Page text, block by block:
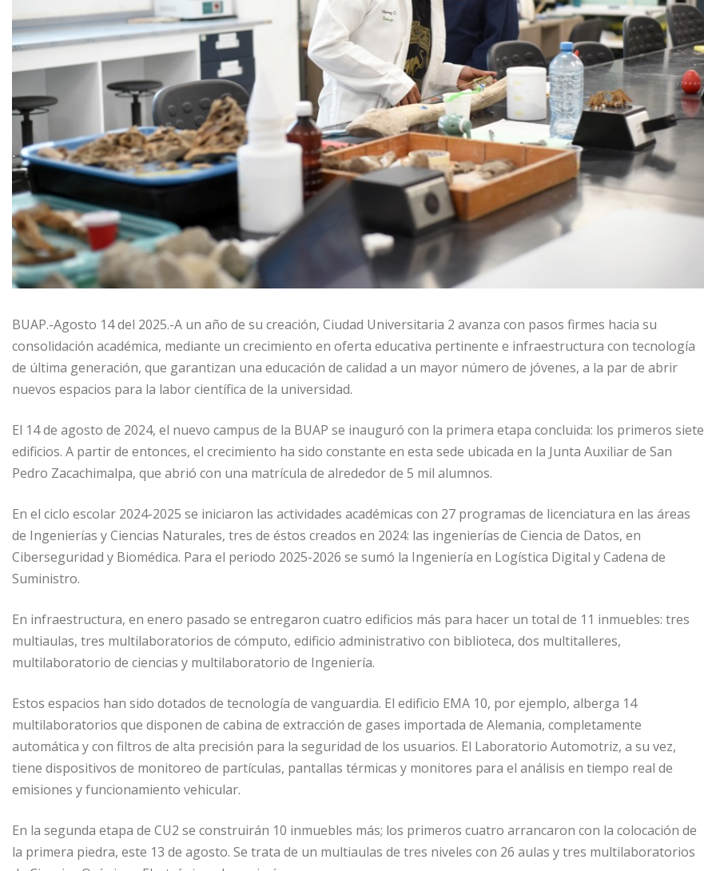
BUAP.-Agosto 14 del 2025.-A un año de su creación, Ciudad Universitaria 2 avanza con pasos firmes hacia su
consolidación académica, mediante un crecimiento en oferta educativa pertinente e infraestructura con tecnología
de última generación, que garantizan una educación de calidad a un mayor número de jóvenes, a la par de abrir
nuevos espacios para la labor científica de la universidad.
El 14 de agosto de 2024, el nuevo campus de la BUAP se inauguró con la primera etapa concluida: los primeros siete
edificios. A partir de entonces, el crecimiento ha sido constante en esta sede ubicada en la Junta Auxiliar de San
Pedro Zacachimalpa, que abrió con una matrícula de alrededor de 5 mil alumnos.
En el ciclo escolar 2024-2025 se iniciaron las actividades académicas con 27 programas de licenciatura en las áreas
de Ingenierías y Ciencias Naturales, tres de éstos creados en 2024: las ingenierías de Ciencia de Datos, en
Ciberseguridad y Biomédica. Para el periodo 2025-2026 se sumó la Ingeniería en Logística Digital y Cadena de
Suministro.
En infraestructura, en enero pasado se entregaron cuatro edificios más para hacer un total de 11 inmuebles: tres
multiaulas, tres multilaboratorios de cómputo, edificio administrativo con biblioteca, dos multitalleres,
multilaboratorio de ciencias y multilaboratorio de Ingeniería.
Estos espacios han sido dotados de tecnología de vanguardia. El edificio EMA 10, por ejemplo, alberga 14
multilaboratorios que disponen de cabina de extracción de gases importada de Alemania, completamente
automática y con filtros de alta precisión para la seguridad de los usuarios. El Laboratorio Automotriz, a su vez,
tiene dispositivos de monitoreo de partículas, pantallas térmicas y monitores para el análisis en tiempo real de
emisiones y funcionamiento vehicular.
En la segunda etapa de CU2 se construirán 10 inmuebles más; los primeros cuatro arrancaron con la colocación de
la primera piedra, este 13 de agosto. Se trata de un multiaulas de tres niveles con 26 aulas y tres multilaboratorios